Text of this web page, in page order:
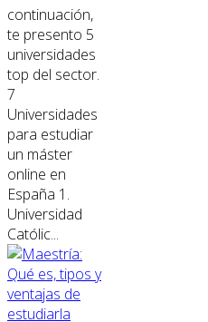
continuación,
te presento 5
universidades
top del sector.
7
Universidades
para estudiar
un máster
online en
España 1.
Universidad
Católic...